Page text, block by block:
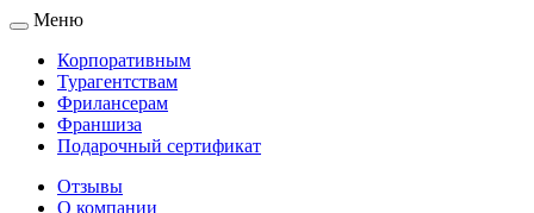
Toggle
navigation
Меню
Корпоративным
Турагентствам
Фрилансерам
Франшиза
Подарочный сертификат
Отзывы
О компании